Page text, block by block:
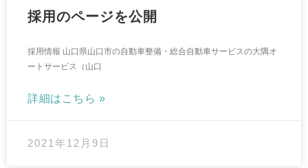
採用のページを公開
採用情報 山口県山口市の自動車整備・総合自動車サービスの大隅オ
ートサービス（山口
詳細はこちら »
2021年12月9日